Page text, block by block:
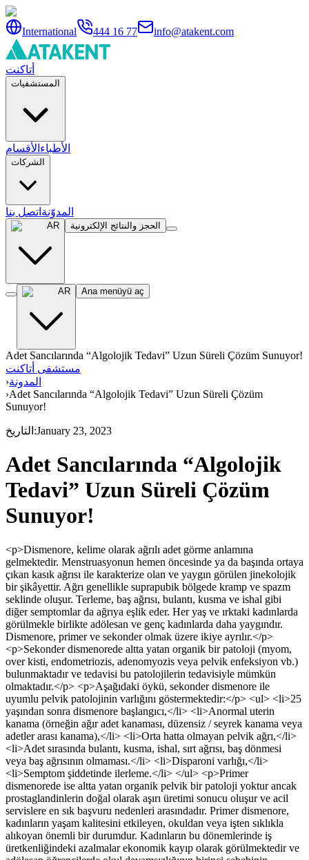
International 444 16 77 info@atakent.com
أتاكنت
المستشفيات
الأطباء الأقسام
الشركات
المدوّنة اتصل بنا
AR الحجز والنتائج الإلكترونية
AR Ana menüyü aç
Adet Sancılarında “Algolojik Tedavi” Uzun Süreli Çözüm Sunuyor!
مستشفى أتاكنت
›المدونة
›Adet Sancılarında “Algolojik Tedavi” Uzun Süreli Çözüm
Sunuyor!
التاريخ :January 23, 2023
Adet Sancılarında “Algolojik
Tedavi” Uzun Süreli Çözüm
Sunuyor!
<p>Dismenore, kelime olarak ağrılı adet görme anlamına
gelmektedir. Menstruasyonun hemen öncesinde ya da başında ortaya
çıkan kasık ağrısı ile karakterize olan ve yaygın görülen jinekolojik
bir şikâyettir. Ağrı genellikle suprapubik bölgede kramp ve spazm
seklinde oluşur. Terleme, baş ağrısı, bulantı, kusma ve ishal gibi
diğer semptomlar da ağrıya eşlik eder. Her yaş ve ırktaki kadınlarda
görülmekle birlikte adölesan ve genç kadınlarda daha yaygındır.
Dismenore, primer ve sekonder olmak üzere ikiye ayrılır.</p>
<p>Sekonder dismenorede altta yatan organik bir patoloji (myom,
over kisti, endometriozis, adenomyozis veya pelvik enfeksiyon vb.)
bulunmaktadır ve tedavisi bu patolojilerin tedavisiyle mümkün
olmaktadır.</p> <p>Aşağıdaki öykü, sekonder dismenore ile
uyumlu pelvik patolojinin varlığını göstermektedir:</p> <ul> <li>25
yaşından sonra dismenore başlangıcı,</li> <li>Anormal uterin
kanama (örneğin ağır adet kanaması, düzensiz / seyrek kanama veya
adetler arası kanama),</li> <li>Orta hatta olmayan pelvik ağrı,</li>
<li>Adet sırasında bulantı, kusma, ishal, sırt ağrısı, baş dönmesi
veya baş ağrısının olmaması.</li> <li>Disparoni varlığı,</li>
<li>Semptom şiddetinde ilerleme.</li> </ul> <p>Primer
dismenorede ise altta yatan organik pelvik bir patoloji yoktur ancak
prostaglandinlerin doğal olarak aşırı üretimi sonucu oluşur ve acil
servislere en sık başvuru nedenleri arasındadır. Primer dismenore,
kadınların yaşam kalitesini etkileyen, okuldan veya işten sıklıkla
alıkoyan önemli bir durumdur. Kadınların bu dönemlerinde iş
üretkenliğindeki azalmalar ekonomik kayıp olarak görülmektedir ve